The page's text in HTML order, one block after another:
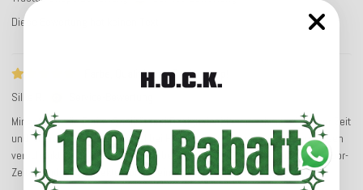
Diese Bewertung hat keinen Text
Farbe, Qualität und Design topp!
Silke R.
Mir gefallen die Farbe, Qualität und Design der Kissen schon seit langer Zeit
und ich habe schon einige Mal bei H.O.C.K. bestellt und auch schon Kissen
verschenkt. Immer wieder bin ich begeistert. Sie bestehen wirklich outdoor-
Zeiten und lange direkte Sonneneinstrahlung. Immer wieder gerne!